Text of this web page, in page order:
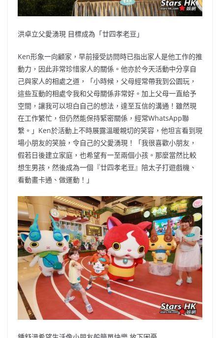
洪卓立父愛湧現 目標成為「廿四孝老豆」
Ken形象一向顧家，早前接受訪問時已指出家人是他工作的推
動力，因此非常珍惜家人的關係。他亦於今天活動中分享自
己與家人的相處之道，「小時候，父母經常帶我到公園玩，
這些互動的相處令我和父母關係非常好。加上父母一直給予
空間，讓我可以坦白自己的想法，達至互信的溝通！雖然現
在工作繁忙，但仍然能保持緊密關係，經常WhatsApp聯
繫。」Ken於活動上不時展露溫暖親切的笑容，他坦言看到現
場小朋友的笑臉，令自己的父愛湧現！「我很喜歡小朋友，
假若日後建立家庭，也希望有一至兩個小孩。那麼當然比較
想生男孩，然後成為一個『廿四孝老豆』陪太子打遊戲機、
看動畫卡通、做運動！」